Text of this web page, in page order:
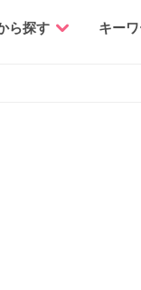
ら探す キー